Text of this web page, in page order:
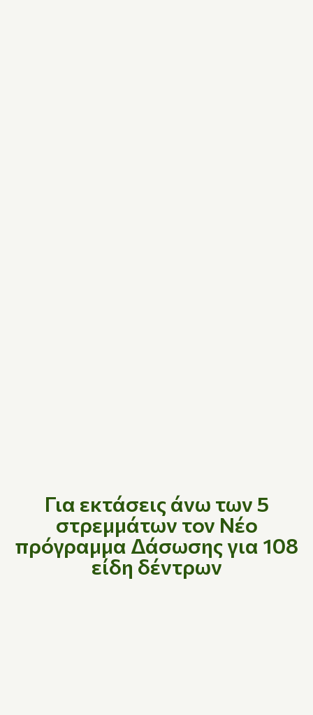
Για εκτάσεις άνω των 5
στρεμμάτων τον Νέο
πρόγραμμα Δάσωσης για 108
είδη δέντρων